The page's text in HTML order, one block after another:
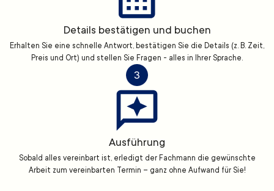
Details bestätigen und buchen
Erhalten Sie eine schnelle Antwort, bestätigen Sie die Details (z. B. Zeit,
Preis und Ort) und stellen Sie Fragen - alles in Ihrer Sprache.
3
Ausführung
Sobald alles vereinbart ist, erledigt der Fachmann die gewünschte
Arbeit zum vereinbarten Termin – ganz ohne Aufwand für Sie!